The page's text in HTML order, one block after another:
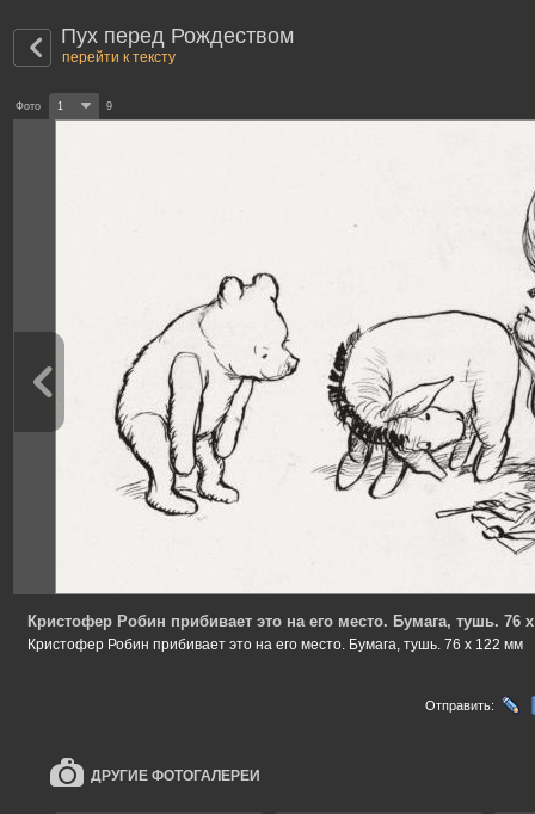
Пух перед Рождеством
перейти к тексту
Фото 1 9
Кристофер Робин прибивает это на его место. Бумага, тушь. 76
Кристофер Робин прибивает это на его место. Бумага, тушь. 76 х 122 мм
Отправить:
ДРУГИЕ ФОТОГАЛЕРЕИ